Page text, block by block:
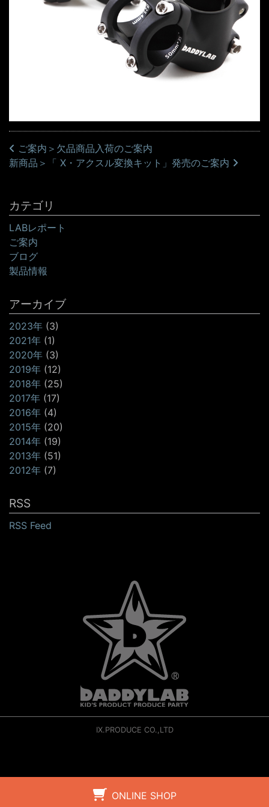
ONLINE SHOP
投稿ナビゲーション
ご案内＞欠品商品入荷のご案内
新商品＞「 X・アクスル変換キット」発売のご案内
カテゴリ
LABレポート
ご案内
ブログ
製品情報
アーカイブ
2023年 (3)
2021年 (1)
2020年 (3)
2019年 (12)
2018年 (25)
2017年 (17)
2016年 (4)
2015年 (20)
2014年 (19)
2013年 (51)
2012年 (7)
RSS
RSS Feed
IX.PRODUCE CO.,LTD